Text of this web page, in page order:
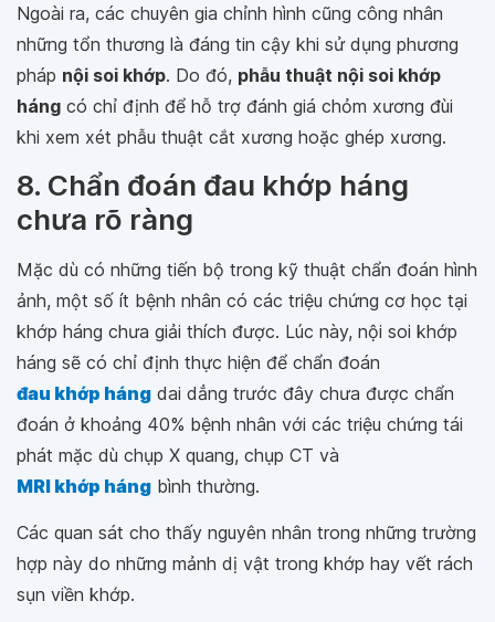
Ngoài ra, các chuyên gia chỉnh hình cũng công nhân
những tổn thương là đáng tin cậy khi sử dụng phương
pháp nội soi khớp. Do đó, phẫu thuật nội soi khớp
háng có chỉ định để hỗ trợ đánh giá chỏm xương đùi
khi xem xét phẫu thuật cắt xương hoặc ghép xương.
8. Chẩn đoán đau khớp háng
chưa rõ ràng
Mặc dù có những tiến bộ trong kỹ thuật chẩn đoán hình
ảnh, một số ít bệnh nhân có các triệu chứng cơ học tại
khớp háng chưa giải thích được. Lúc này, nội soi khớp
háng sẽ có chỉ định thực hiện để chẩn đoán
đau khớp háng dai dẳng trước đây chưa được chẩn
đoán ở khoảng 40% bệnh nhân với các triệu chứng tái
phát mặc dù chụp X quang, chụp CT và
MRI khớp háng bình thường.
Các quan sát cho thấy nguyên nhân trong những trường
hợp này do những mảnh dị vật trong khớp hay vết rách
sụn viền khớp.